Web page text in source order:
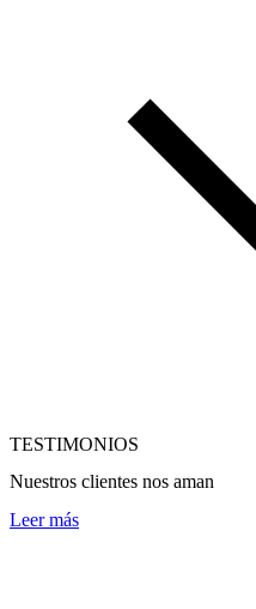
TESTIMONIOS
Nuestros clientes nos aman
Leer más